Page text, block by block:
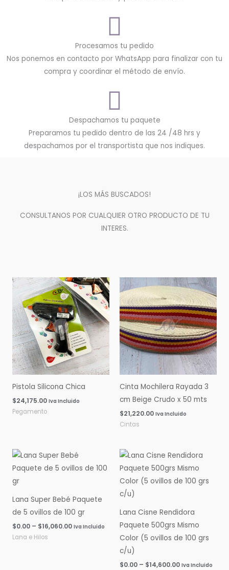
Procesamos tu pedido
Nos ponemos en contacto por WhatsApp para finalizar con tu
compra y coordinar el método de envío.
Despachamos tu paquete
Preparamos tu pedido dentro de las 24 /48 hrs y
despachamos por el transportista que nos indiques.
¡LOS MÁS BUSCADOS!
CONSULTANOS POR CUALQUIER OTRO PRODUCTO DE TU
INTERES.
Pistola Silicona Chica
$24,175.00 Iva Incluido
Pegamento
Cinta Mochilera Rayada 3
cm Beige Crudo x 50 mts
$21,220.00 Iva Incluido
Cintas
Lana Super Bebé Paquete
de 5 ovillos de 100 gr
$0.00 – $16,060.00
Rango
de
precios:
$16,060.00
Iva Incluido
Lana e Hilos
Lana Cisne Rendidora
Paquete 500grs Mismo
Color (5 ovillos de 100 grs
c/u)
$0.00 – $14,600.00
Rango
de
precios:
desde
$0.00
Iva Incluido